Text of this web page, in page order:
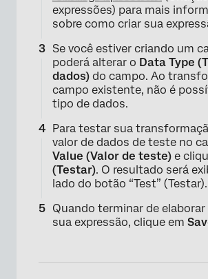
expressões) para mais
sobre como criar sua
Se você estiver criando um
poderá alterar o Data Type
dados) do campo. Ao
campo existente, não é
tipo de dados.
Para testar sua
valor de dados de teste no
Value (Valor de teste) e
(Testar). O resultado será
lado do botão “Test” (Testar).
Quando terminar de
sua expressão, clique em